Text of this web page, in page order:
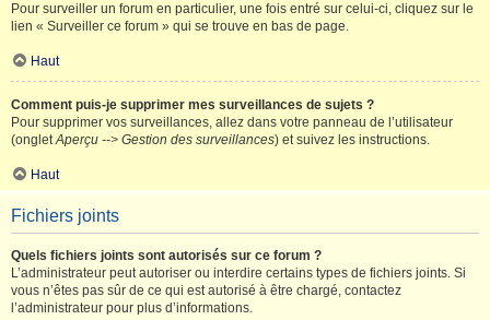
Pour surveiller un forum en particulier, une fois entré sur celui-ci, cliquez sur le
lien « Surveiller ce forum » qui se trouve en bas de page.
Haut
Comment puis-je supprimer mes surveillances de sujets ?
Pour supprimer vos surveillances, allez dans votre panneau de l’utilisateur
(ongletAperçu --> Gestion des surveillances) et suivez les instructions.
Haut
Fichiers joints
Quels fichiers joints sont autorisés sur ce forum ?
L’administrateur peut autoriser ou interdire certains types de fichiers joints. Si
vous n’êtes pas sûr de ce qui est autorisé à être chargé, contactez
l’administrateur pour plus d’informations.